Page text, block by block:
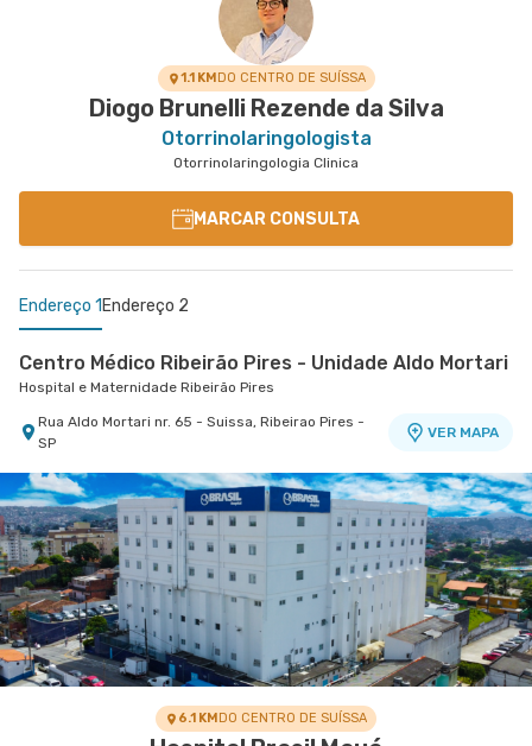
Rua Santos Dumont nr. 139 - Vila Bocaina, Maua -
1.1 KMDO CENTRO DE SUÍSSA
Diogo Brunelli Rezende da Silva
Otorrinolaringologista
Otorrinolaringologia Clinica
MARCAR CONSULTA
Endereço 1 Endereço 2
Centro Médico Ribeirão Pires - Unidade Aldo Mortari
Hospital e Maternidade Ribeirão Pires
Rua Aldo Mortari nr. 65 - Suissa, Ribeirao Pires -
SP
VER MAPA
Centro Médico São Luiz São Caetano - Unidade
Walter Figueira
Hospital e Maternidade São Luiz São Caetano
Rua Walter Figueira nr. S/N 9° Andar - Ceramica,
Sao Caetano do Sul - SP
VER MAPA
6.1 KMDO CENTRO DE SUÍSSA